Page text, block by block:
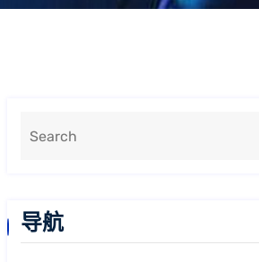
导航